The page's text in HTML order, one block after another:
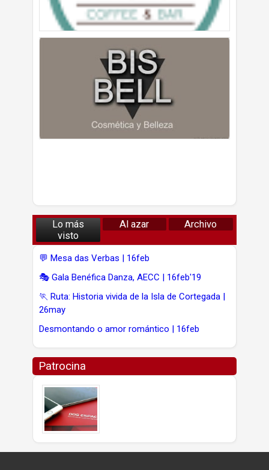
Lo más
visto
Al azar Archivo
💬 Mesa das Verbas | 16feb
🎭 Gala Benéfica Danza, AECC | 16feb'19
🏃 Ruta: Historia vivida de la Isla de Cortegada |
26may
Desmontando o amor romántico | 16feb
Patrocina